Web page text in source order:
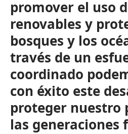
promover el uso
renovables y
bosques y los
través de un
coordinado
con éxito este
proteger nuestro
las generaciones